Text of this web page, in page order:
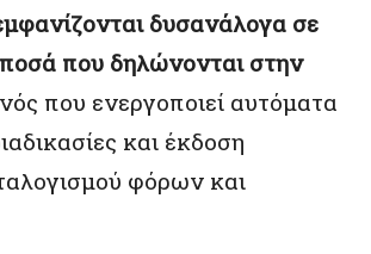
δυσανάλογα σε
που δηλώνονται στην
που ενεργοποιεί αυτόματα
και έκδοση
φόρων και